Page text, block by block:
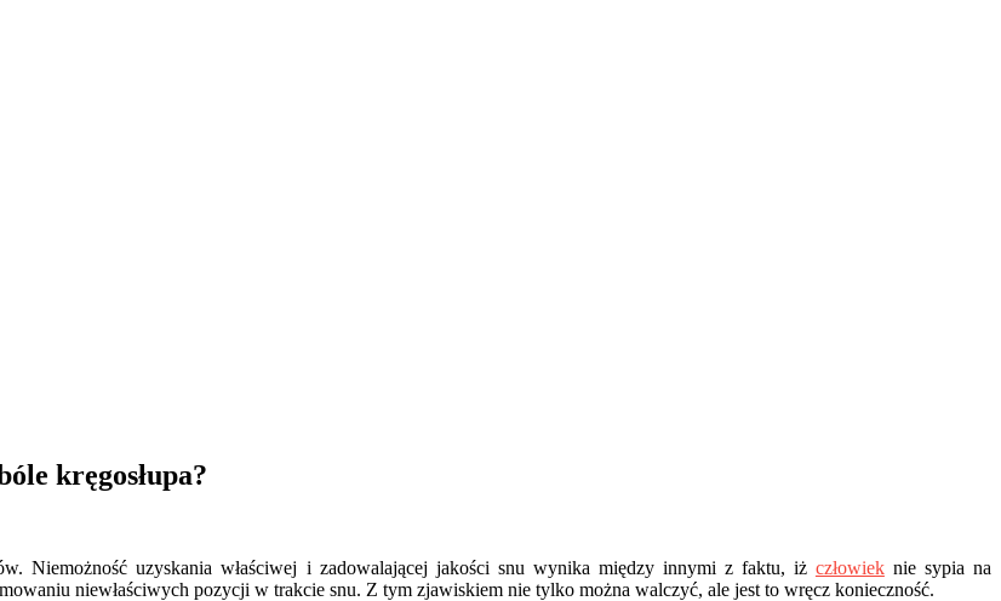
kręgosłupa?
Niemożność uzyskania właściwej i zadowalającej jakości snu wynika między innymi z faktu, iż człowieknie sypia na
niewłaściwych pozycji w trakcie snu. Z tym zjawiskiem nie tylko można walczyć, ale jest to wręcz konieczność.